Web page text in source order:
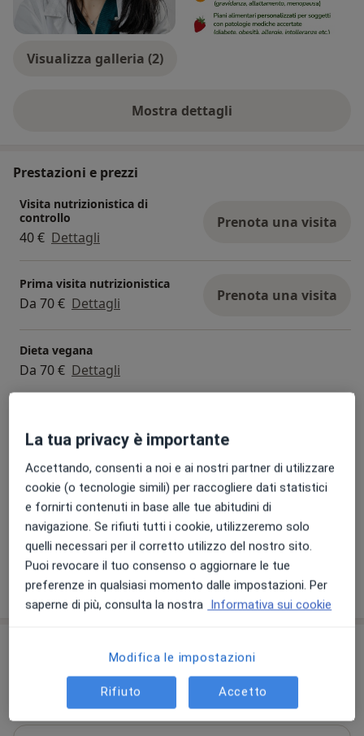
Visualizza galleria (2)
Mostra dettagli
sull'esperienza
Prestazioni e prezzi
Visita nutrizionistica di
controllo
40 € Dettagli
Prenota una visita
Prima visita nutrizionistica
Da 70 € Dettagli Prenota una visita
Dieta vegana
Da 70 € Dettagli
Dettagli
Visita nutrizionale di controllo
35 € Dettagli
+ 19 prestazioni
Come funzionano i prezzi?
Online Indirizzo 2
La tua privacy è importante
Accettando, consenti a noi e ai nostri partner di utilizzare
cookie (o tecnologie simili) per raccogliere dati statistici
e fornirti contenuti in base alle tue abitudini di
navigazione. Se rifiuti tutti i cookie, utilizzeremo solo
quelli necessari per il corretto utilizzo del nostro sito.
Puoi revocare il tuo consenso o aggiornare le tue
preferenze in qualsiasi momento dalle impostazioni. Per
saperne di più, consulta la nostra Informativa sui cookie
Modifica le impostazioni
Rifiuto Accetto